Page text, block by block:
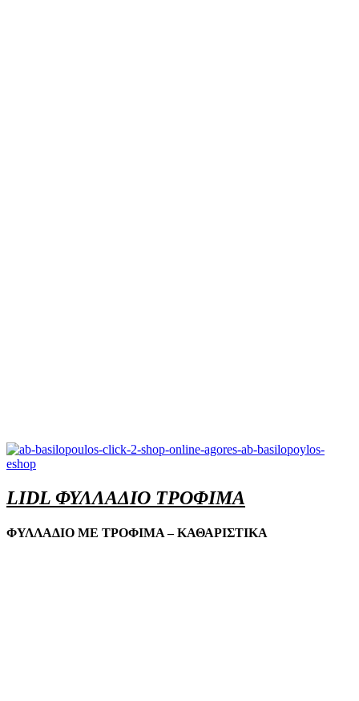
LIDL ΦΥΛΛΑΔΙΟ ΤΡΟΦΙΜΑ
ΦΥΛΛΑΔΙΟ ΜΕ ΤΡΟΦΙΜΑ – ΚΑΘΑΡΙΣΤΙΚΑ